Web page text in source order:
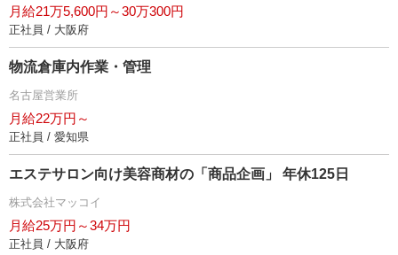
月給21万5,600円～30万300円
正社員 / 大阪府
物流倉庫内作業・管理
名古屋営業所
月給22万円～
正社員 / 愛知県
エステサロン向け美容商材の「商品企画」 年休125日
株式会社マッコイ
月給25万円～34万円
正社員 / 大阪府